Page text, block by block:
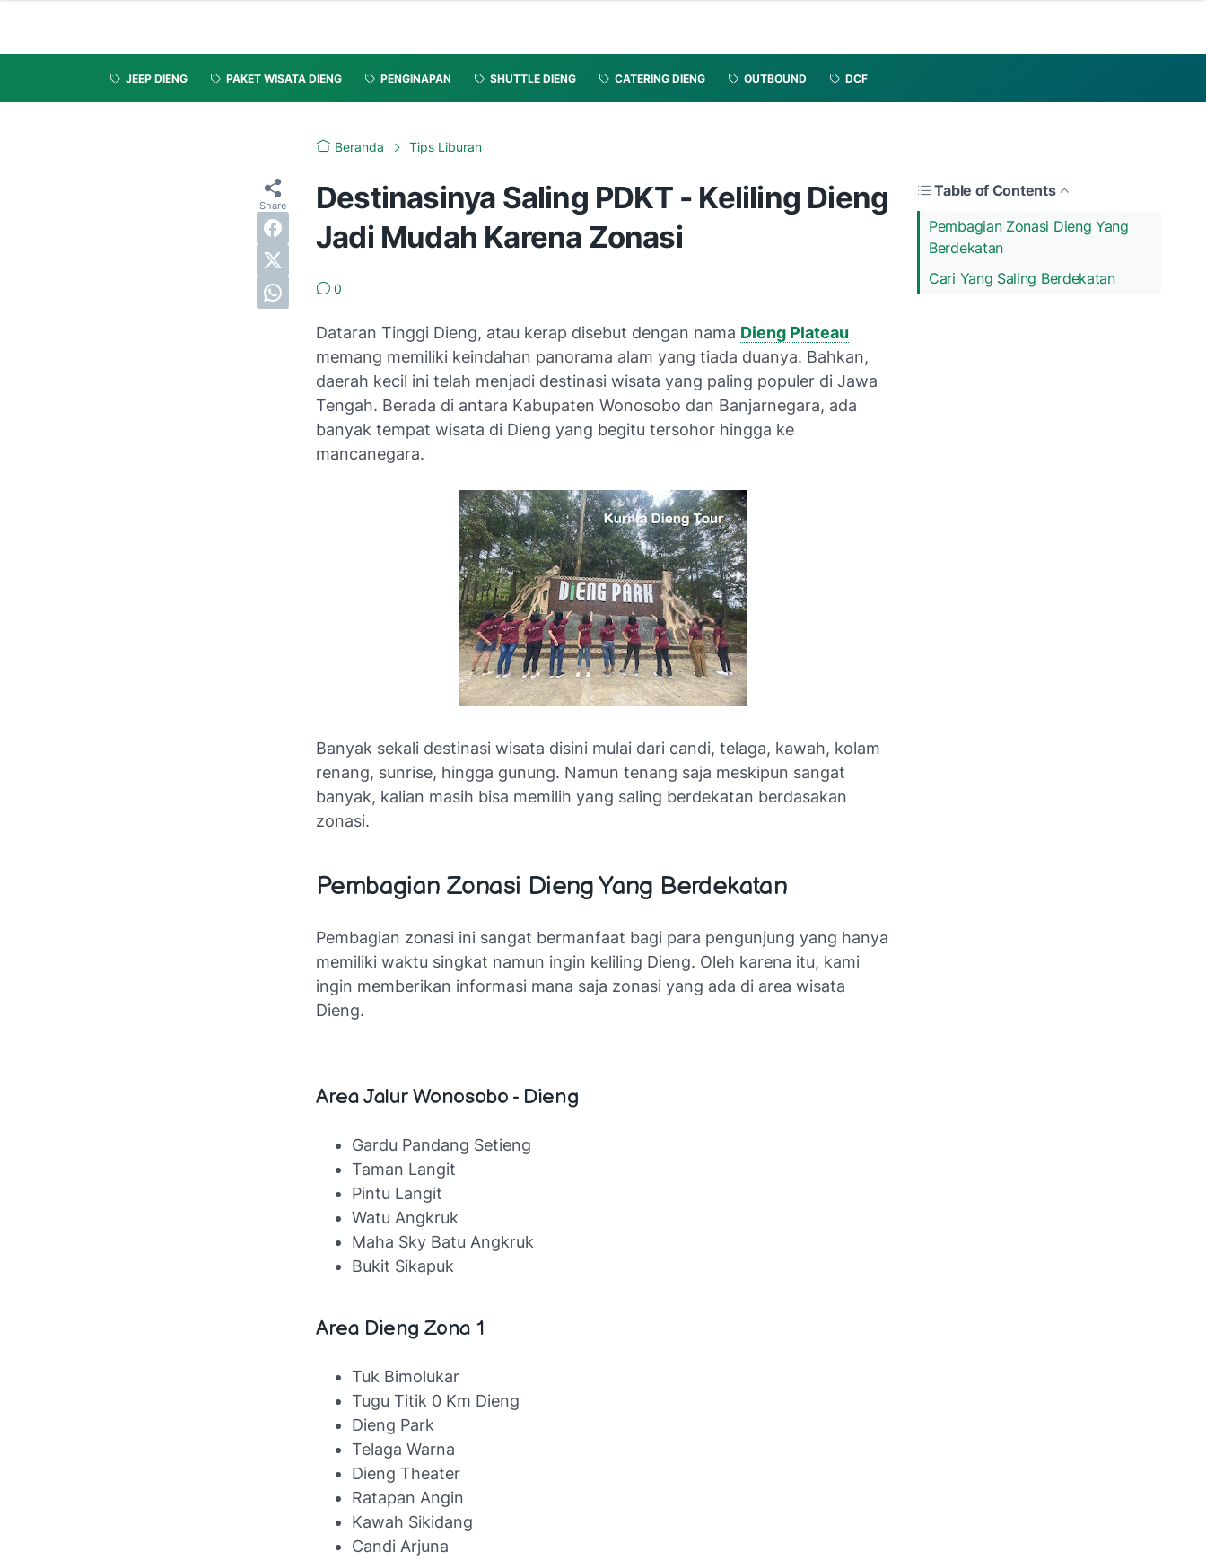
JEEP DIENG PAKET WISATA DIENG PENGINAPAN SHUTTLE DIENG CATERING DIENG OUTBOUND DCF
Beranda Tips Liburan
Destinasinya Saling PDKT - Keliling Dieng
Jadi Mudah Karena Zonasi
0
Table of Contents
Pembagian Zonasi Dieng Yang
Berdekatan
Cari Yang Saling Berdekatan
Dataran Tinggi Dieng, atau kerap disebut dengan nama Dieng Plateau
memang memiliki keindahan panorama alam yang tiada duanya. Bahkan,
daerah kecil ini telah menjadi destinasi wisata yang paling populer di Jawa
Tengah. Berada di antara Kabupaten Wonosobo dan Banjarnegara, ada
banyak tempat wisata di Dieng yang begitu tersohor hingga ke
mancanegara.
Banyak sekali destinasi wisata disini mulai dari candi, telaga, kawah, kolam
renang, sunrise, hingga gunung. Namun tenang saja meskipun sangat
banyak, kalian masih bisa memilih yang saling berdekatan berdasakan
zonasi.
Pembagian Zonasi Dieng Yang Berdekatan
Pembagian zonasi ini sangat bermanfaat bagi para pengunjung yang hanya
memiliki waktu singkat namun ingin keliling Dieng. Oleh karena itu, kami
ingin memberikan informasi mana saja zonasi yang ada di area wisata
Dieng.
Area Jalur Wonosobo - Dieng
Gardu Pandang Setieng
Taman Langit
Pintu Langit
Watu Angkruk
Maha Sky Batu Angkruk
Bukit Sikapuk
Area Dieng Zona 1
Tuk Bimolukar
Tugu Titik 0 Km Dieng
Dieng Park
Telaga Warna
Dieng Theater
Ratapan Angin
Kawah Sikidang
Candi Arjuna